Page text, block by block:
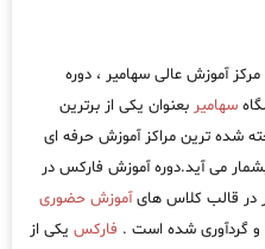
آموزش عالی سهامیر ، دوره
سهامیر بعنوان یکی از برترین
شده ترین مراکز آموزش حرفه ای
می آید.دوره آموزش فارکس در
در قالب کلاس هایآموزش حضوری
و گردآوری شده است . فارکس یکی از